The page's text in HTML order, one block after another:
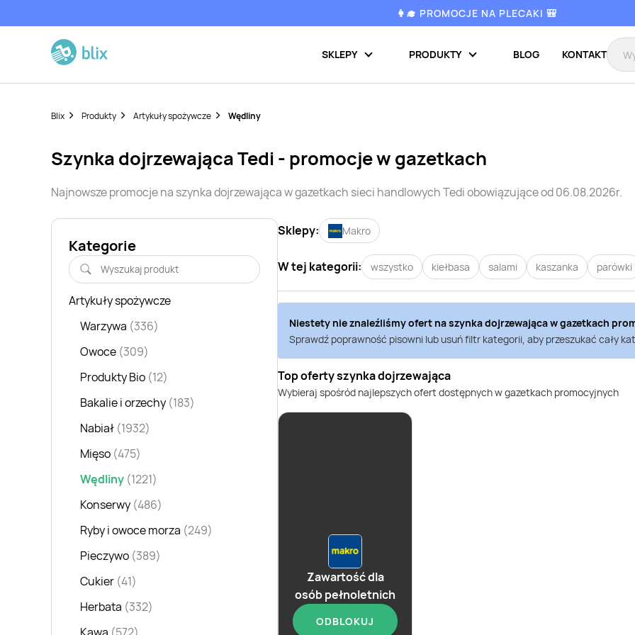
👩‍🎓 PROMOCJE NA PLECAKI 🎒
SKLEPY PRODUKTY BLOG KONTAKT
Blix Produkty Artykuły spożywcze Wędliny
szynka dojrzewającaTedi - promocje w gazetkach
Najnowsze promocje na szynka dojrzewającaw gazetkach sieci handlowychTediobowiązujące od 06.08.2026r.
Kategorie
Artykuły spożywcze
Warzywa (336)
Owoce (309)
Produkty Bio (12)
Bakalie i orzechy (183)
Nabiał (1932)
Mięso (475)
Wędliny (1221)
Konserwy (486)
Ryby i owoce morza (249)
Pieczywo (389)
Cukier (41)
Herbata (332)
Sklepy: Makro
W tej kategorii: wszystko kiełbasa salami kaszanka parówki
Niestety nie znaleźliśmy ofert naszynka dojrzewającaw gazetkach
Sprawdź poprawność pisowni lub usuń filtr kategorii, aby przeszukać cały
Top oferty szynka dojrzewająca
Wybieraj spośród najlepszych ofert dostępnych w gazetkach promocyjnych
Zawartość dla
osób pełnoletnich
ODBLOKUJ